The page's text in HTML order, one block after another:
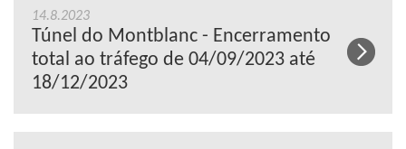
14.8.2023
Túnel do Montblanc - Encerramento
total ao tráfego de 04/09/2023 até
18/12/2023